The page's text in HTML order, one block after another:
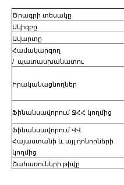
Ծրագրի տեսակը
Սկիզբը
Ավարտը
Համակարգող
/ պատասխանատու
Իրականացնողներ
Ֆինանսավորում ՋՀՀ կողմից
Ֆինանսավորում ՎՎ
Հայաստանի և այլ դոնորների
կողմից
Շահառուների թիվը